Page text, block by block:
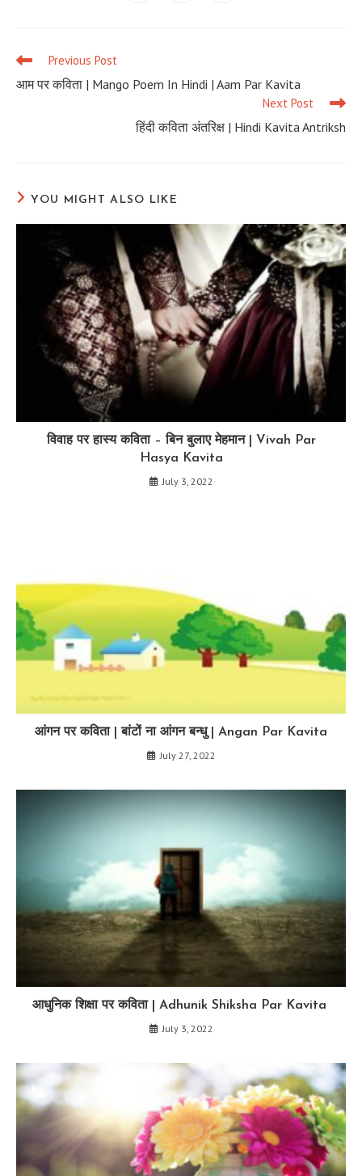
Read
articles
Previous Post
आम पर कविता | Mango Poem In Hindi | Aam Par Kavita
Next Post
हिंदी कविता अंतरिक्ष | Hindi Kavita Antriksh
YOU MIGHT ALSO LIKE
विवाह पर हास्य कविता – बिन बुलाए मेहमान | Vivah Par
Hasya Kavita
July 3, 2022
आंगन पर कविता | बांटों ना आंगन बन्धु | Angan Par Kavita
July 27, 2022
आधुनिक शिक्षा पर कविता | Adhunik Shiksha Par Kavita
July 3, 2022